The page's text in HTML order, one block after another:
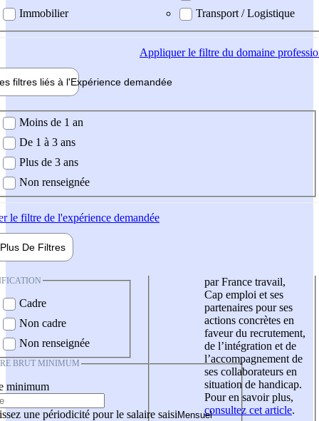
Immobilier
Transport / Logistique
Appliquerle filtre du domaine
filtres liés à l'Expérience demandée
demandée
Moins de 1 an
De 1 à 3 ans
Plus de 3 ans
Non renseignée
le filtre de l'expérience demandée
Plus De Filtres
Cadre
Non cadre
Non renseignée
BRUT MINIMUM
minimum
une périodicité pour le salaire saisi
par France travail,
Cap emploi et ses
partenaires pour ses
actions concrètes en
faveur du recrutement,
de l’intégration et de
l’accompagnement de
ses collaborateurs en
situation de handicap.
Pour en savoir plus,
consultez cet article.